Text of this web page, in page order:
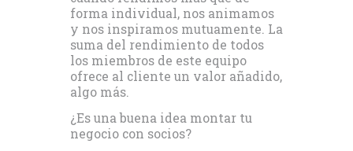
forma individual, nos animamos
y nos inspiramos mutuamente. La
suma del rendimiento de todos
los miembros de este equipo
ofrece al cliente un valor añadido,
algo más.
¿Es una buena idea montar tu
negocio con socios?